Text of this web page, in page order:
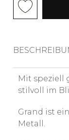
Mit speziell
stilvoll im
Grand ist
Metall.